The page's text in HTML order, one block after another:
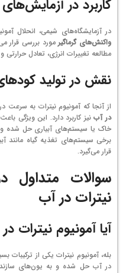
کاربرد در
در آزمایشگاه‌های شیمی، انحلال
واکنش‌های گرماگیرمورد بررسی قرار
مطالعه تغییرات انرژی، تعادل
نقش در تولید
از آنجا که آمونیوم نیترات به
در آبنیز کاربرد دارد. این ویژگی
خاک یا سیستم‌های آبیاری حل شده و
برخی سیستم‌های تغذیه گیاه مانند
قرار می‌گیرد.
سوالات متداول
نیترات در آب
آیا آمونیوم
بله، آمونیوم نیترات یکی از ترکیبات
در آب حل شده و به یون‌های